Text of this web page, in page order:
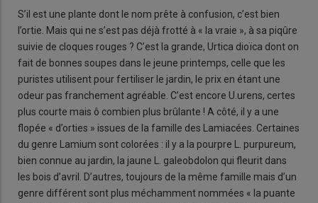
S’il est une plante dont le nom prête à confusion, c’est bien
l’ortie. Mais qui ne s’est pas déjà frotté à « la vraie », à sa piqûre
suivie de cloques rouges ? C’est la grande, Urtica dioïca dont on
fait de bonnes soupes dans le jeune printemps, celle que les
puristes utilisent pour fertiliser le jardin, le prix en étant une
odeur pas franchement agréable. C’est encore U.urens, certes
plus courte mais ô combien plus brûlante ! A côté, il y a une
flopée « d’orties » issues de la famille des Lamiacées. Certaines
du genre Lamium sont colorées : il y a la pourpre L. purpureum,
bien connue au jardin, la jaune L. galeobdolon qui fleurit dans
les bois d’avril. D’autres, toujours de la même famille mais d’un
genre différent sont plus méchamment nommées « la puante